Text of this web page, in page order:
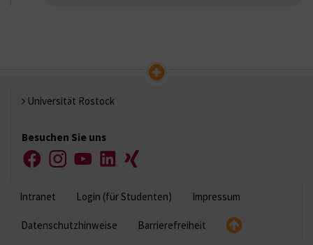
Universität Rostock
Besuchen Sie uns
FacebookInstagramYouTubeLinkedIn
Xing
Intranet Login (für Studenten) Impressum
Datenschutzhinweise Barrierefreiheit